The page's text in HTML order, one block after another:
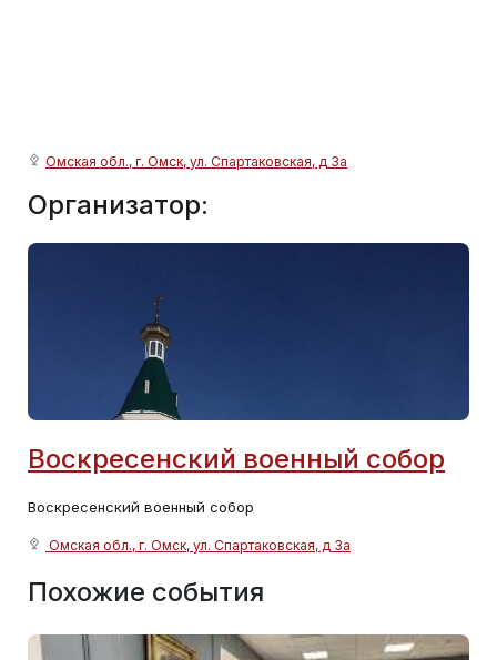
Омская обл., г. Омск, ул. Спартаковская, д 3а
Организатор:
Воскресенский военный собор
Воскресенский военный собор
Омская обл., г. Омск, ул. Спартаковская, д 3а
Похожие события